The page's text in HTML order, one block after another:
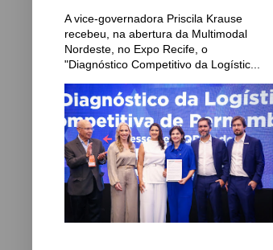
A vice-governadora Priscila Krause
recebeu, na abertura da Multimodal
Nordeste, no Expo Recife, o
"Diagnóstico Competitivo da Logístic...